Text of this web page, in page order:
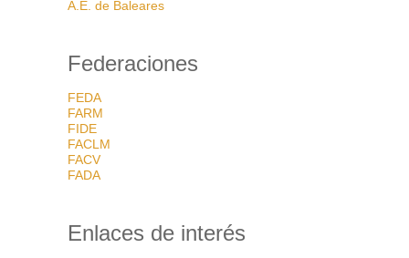
A.E. de Baleares
Federaciones
FEDA
FARM
FIDE
FACLM
FACV
FADA
Enlaces de interés